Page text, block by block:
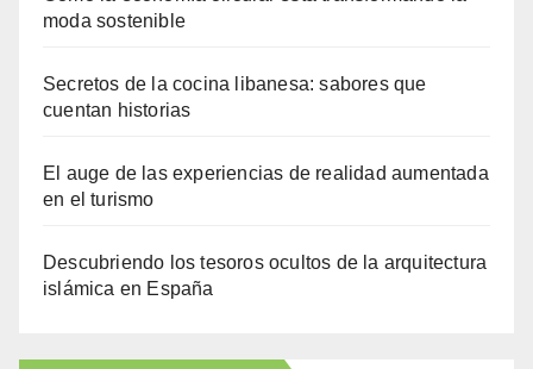
moda sostenible
Secretos de la cocina libanesa: sabores que
cuentan historias
El auge de las experiencias de realidad aumentada
en el turismo
Descubriendo los tesoros ocultos de la arquitectura
islámica en España